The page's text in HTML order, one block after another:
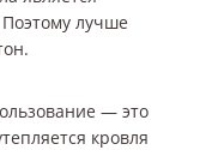
лучше
— это
кровля